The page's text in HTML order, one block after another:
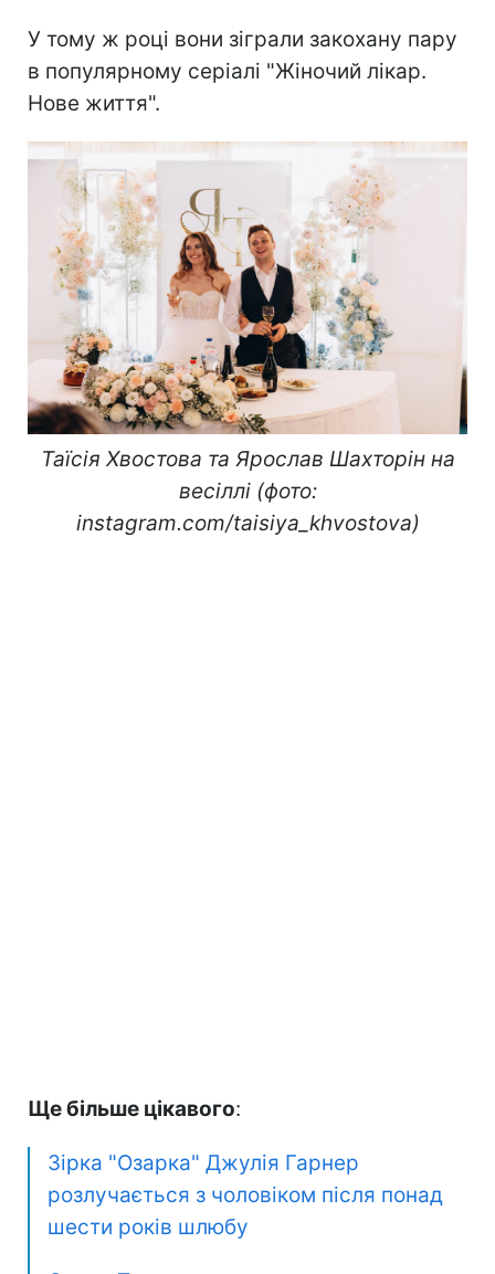
У тому ж році вони зіграли закохану пару
в популярному серіалі "Жіночий лікар.
Нове життя".
Таїсія Хвостова та Ярослав Шахторін на
весіллі (фото:
instagram.com/taisiya_khvostova)
Ще більше цікавого:
Зірка "Озарка" Джулія Гарнер
розлучається з чоловіком після понад
шести років шлюбу